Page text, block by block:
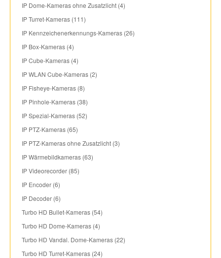
IP Dome-Kameras ohne Zusatzlicht (4)
IP Turret-Kameras (111)
IP Kennzeichenerkennungs-Kameras (26)
IP Box-Kameras (4)
IP Cube-Kameras (4)
IP WLAN Cube-Kameras (2)
IP Fisheye-Kameras (8)
IP Pinhole-Kameras (38)
IP Spezial-Kameras (52)
IP PTZ-Kameras (65)
IP PTZ-Kameras ohne Zusatzlicht (3)
IP Wärmebildkameras (63)
IP Videorecorder (85)
IP Encoder (6)
IP Decoder (6)
Turbo HD Bullet-Kameras (54)
Turbo HD Dome-Kameras (4)
Turbo HD Vandal. Dome-Kameras (22)
Turbo HD Turret-Kameras (24)